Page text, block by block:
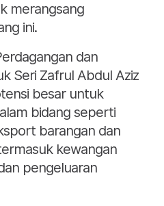
merangsang
ini.
dan
Seri Zafrul Abdul Aziz
besar untuk
bidang seperti
barangan dan
kewangan
pengeluaran